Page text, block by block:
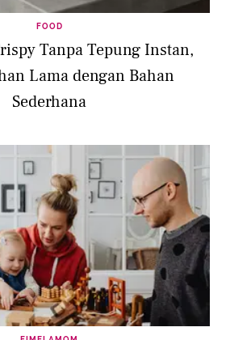
FOOD
Tanpa Tepung Instan,
Lama dengan Bahan
Sederhana